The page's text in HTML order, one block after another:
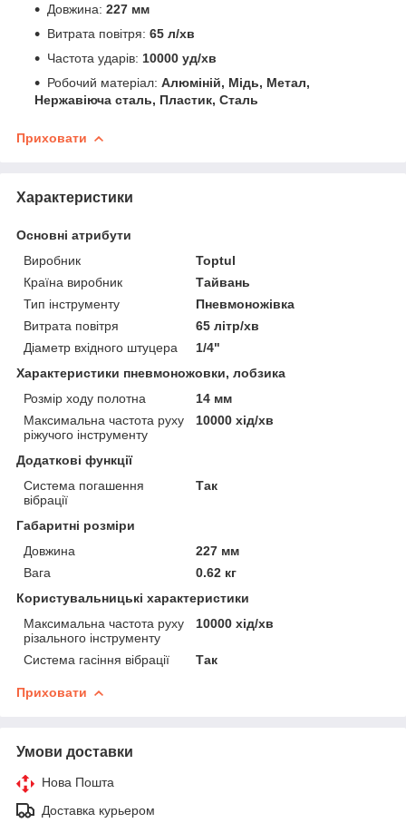
Довжина: 227 мм
Витрата повітря: 65 л/хв
Частота ударів: 10000 уд/хв
Робочий матеріал: Алюміній, Мідь, Метал,
Нержавіюча сталь, Пластик, Сталь
Приховати
Характеристики
Основні атрибути
Виробник
Toptul
Країна виробник
Тайвань
Тип інструменту
Пневмоножівка
Витрата повітря
65 літр/хв
Діаметр вхідного штуцера
1/4"
Характеристики пневмоножовки, лобзика
Розмір ходу полотна
14 мм
Максимальна частота руху
ріжучого інструменту
10000 хід/хв
Додаткові функції
Система погашення
вібрації
Так
Габаритні розміри
Довжина
227 мм
Вага
0.62 кг
Користувальницькі характеристики
Максимальна частота руху
різального інструменту
10000 хід/хв
Система гасіння вібрації Так
Приховати
Умови доставки
Нова Пошта
Доставка курьером